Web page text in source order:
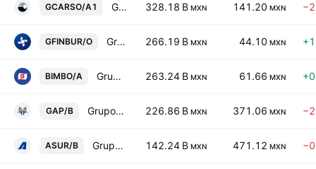
GCARSO/A1 Grupo Carso SAB de CV Class A1 328.18 B MXN 141.20 MXN
GFINBUR/O Grupo Financiero Inbursa SAB de CV Class O 266.19 B MXN 44.10 MXN
BIMBO/A Grupo Bimbo SAB de CV Class A 263.24 B MXN 61.66 MXN
GAP/B Grupo Aeroportuario del Pacifico SAB de CV Class B 226.86 B MXN 371.06 MXN
ASUR/B Grupo Aeroportuario del Sureste SAB de CV Class B 142.24 B MXN 471.12 MXN